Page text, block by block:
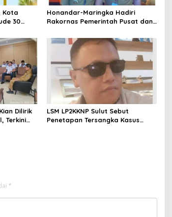
Kota
30
Honandar-Maringka Hadiri
Rakornas Pemerintah Pusat dan
Dilirik
Terkini
LSM LP2KKNP Sulut Sebut
Penetapan Tersangka Kasus
*